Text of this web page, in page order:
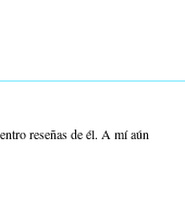
reseñas de él. A mí aún